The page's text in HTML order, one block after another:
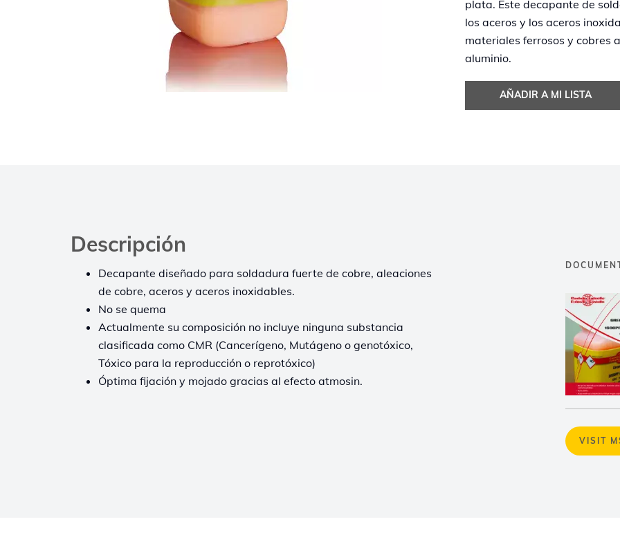
plata. Este decapante de
los aceros y los aceros
materiales ferrosos y cobres
aluminio.
AÑADIR A MI LISTA
Descripción
Decapante diseñado para soldadura fuerte de cobre, aleaciones
de cobre, aceros y aceros inoxidables.
No se quema
Actualmente su composición no incluye ninguna substancia
clasificada como CMR (Cancerígeno, Mutágeno o genotóxico,
Tóxico para la reproducción o reprotóxico)
Óptima fijación y mojado gracias al efecto atmosin.
VISIT